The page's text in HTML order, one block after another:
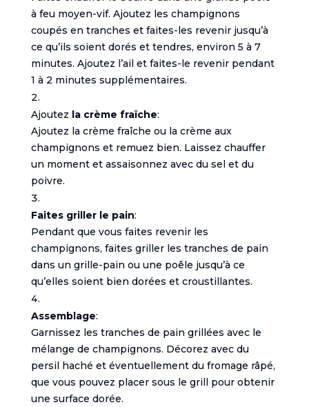
à feu moyen-vif. Ajoutez les champignons
coupés en tranches et faites-les revenir jusqu’à
ce qu’ils soient dorés et tendres, environ 5 à 7
minutes. Ajoutez l’ail et faites-le revenir pendant
1 à 2 minutes supplémentaires.
Ajoutez la crème fraîche:
Ajoutez la crème fraîche ou la crème aux
champignons et remuez bien. Laissez chauffer
un moment et assaisonnez avec du sel et du
poivre.
Faites griller le pain:
Pendant que vous faites revenir les
champignons, faites griller les tranches de pain
dans un grille-pain ou une poêle jusqu’à ce
qu’elles soient bien dorées et croustillantes.
Assemblage:
Garnissez les tranches de pain grillées avec le
mélange de champignons. Décorez avec du
persil haché et éventuellement du fromage râpé,
que vous pouvez placer sous le grill pour obtenir
une surface dorée.